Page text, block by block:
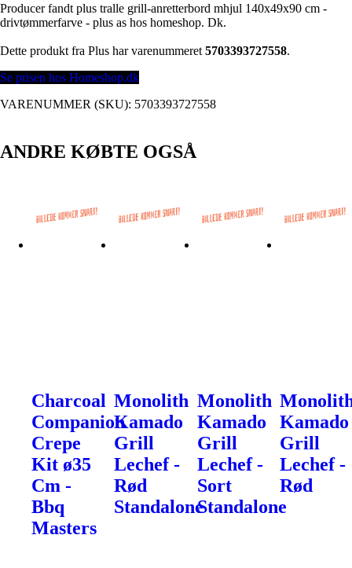
Producer fandt plus tralle grill-anretterbord mhjul 140x49x90 cm -
drivtømmerfarve - plus as hos homeshop. Dk.
Dette produkt fra Plus har varenummeret 5703393727558.
Se prisen hos Homeshop.dk
VARENUMMER (SKU): 5703393727558
ANDRE KØBTE OGSÅ
Charcoal
Companion
Crepe
Kit ø35
Cm -
Bbq
Masters
Monolith
Kamado
Grill
Lechef -
Rød
Standalone
Monolith
Kamado
Grill
Lechef -
Sort
Standalone
Kamado
Grill
Lechef -
Rød